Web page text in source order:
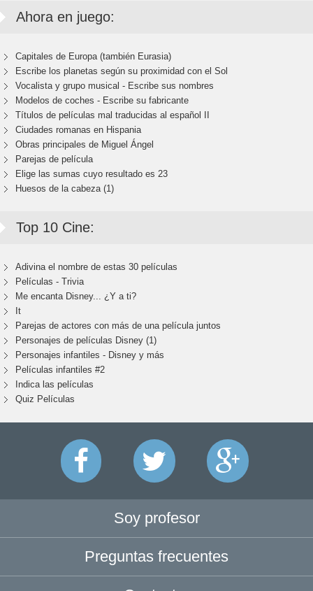
Ahora en juego:
Capitales de Europa (también Eurasia)
Escribe los planetas según su proximidad con el Sol
Vocalista y grupo musical - Escribe sus nombres
Modelos de coches - Escribe su fabricante
Títulos de películas mal traducidas al español II
Ciudades romanas en Hispania
Obras principales de Miguel Ángel
Parejas de película
Elige las sumas cuyo resultado es 23
Huesos de la cabeza (1)
Top 10 Cine:
Adivina el nombre de estas 30 películas
Películas - Trivia
Me encanta Disney... ¿Y a ti?
It
Parejas de actores con más de una película juntos
Personajes de películas Disney (1)
Personajes infantiles - Disney y más
Películas infantiles #2
Indica las películas
Quiz Películas
Soy profesor
Preguntas frecuentes